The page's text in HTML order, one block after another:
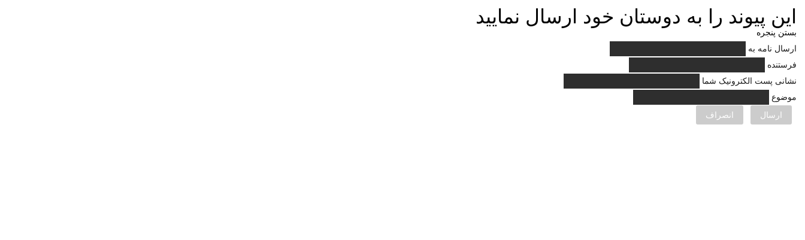
این پیوند را به دوستان خود ارسال نمایید
بستن پنجره
ارسال نامه به
فرستنده
نشانی پست الکترونیک شما
موضوع
ارسال
انصراف